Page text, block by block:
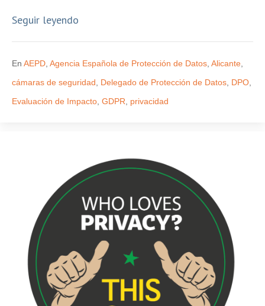
Seguir leyendo
En AEPD Agencia Española de Protección de Datos Alicante
cámaras de seguridad
Delegado de Protección de Datos DPO
Evaluación de Impacto GDPR privacidad